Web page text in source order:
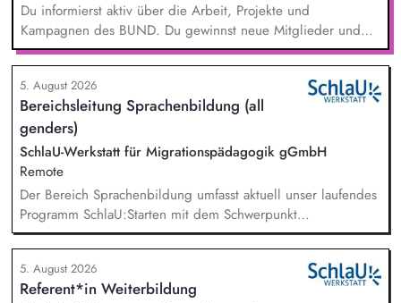
Du informierst aktiv über die Arbeit, Projekte und
Kampagnen des BUND. Du gewinnst neue Mitglieder und
stärkst damit langfristig den Umwelt- und Naturschutz. Du
beantwortest Fragen zu Umwelt-, Arten- und Klimaschutz nach
bestem Wissen und Gewissen. Du unterstützt Kampagnen
und Aktionen, beispielsweise durch das Sammeln von
Unterschriften für Petitionen.
5. August 2026
Bereichsleitung Sprachenbildung (all
genders)
SchlaU-Werkstatt für Migrationspädagogik gGmbH
Remote
Der Bereich Sprachenbildung umfasst aktuell unser laufendes
Programm SchlaU:Starten mit dem Schwerpunkt
"Alphabetisierung in DaZ für die Grundschule" sowie
zukünftig weitere auf Unterrichtsmaterial bezogene Projekte
mit den Schwerpunkten sprachensensibles und
rassismuskritisches Deutschlernen von der Grundschule bis in
5. August 2026
Referent*in Weiterbildung